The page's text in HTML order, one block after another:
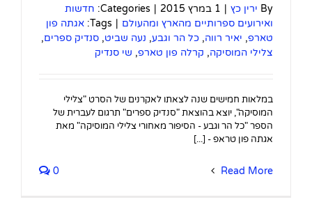
By ירין כץ | 1 במרץ 2015 |
Categories: חדשות
ואירועים ספרותיים מהארץ ומהעולם |
Tags: אגתה פון
טארפ, יאיר רווה, כל הר וגבע, נעה שביט, סנדיק ספרים,
צלילי המוסיקה, קרלה פון טארפ, שי סנדיק
במלאות חמישים שנה לצאתו לאקרנים של הסרט "צלילי
המוסיקה", יוצא בהוצאת "סנדיק ספרים" תרגום לעברית של
הספר "כל הר וגבע - הסיפור מאחורי צלילי המוסיקה" מאת
אגתה פון טראפ - [...]
Read More
0